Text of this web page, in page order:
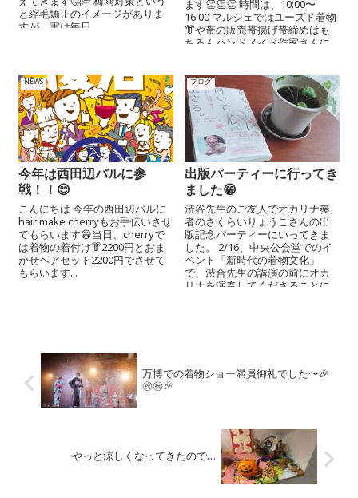
と縮毛矯正のイメージがありま
すが、実は毎日...
ます👏👏👏 時間は、10:00〜
16:00 マルシェではユーズド着物
👘や帯の販売帯揚げ帯締めはも
ちろんハンドメイド作家さんに
NEWS
今年は西田辺バルに参
戦！！😊
こんにちは 今年の西田辺バルに
hair make cherryもお手伝いさせ
てもらいます😁当日、cherryで
は着物の着付け👘2200円とおま
かせヘアセット2200円でさせて
もらいます...
ブログ
出版パーティーに行ってき
ました😁
渋谷先生のご友人でオカリナ奏
者のさくらいりょうこさんの出
版記念パーティーにいってきま
した。 2/16、中央公会堂でのイ
ベント「新時代の着物文化」
で、渋合先生の講演の前にオカ
リナを演奏してくださることに
万博での着物ショー満員御礼でした〜🎉
㊗️㊗️🎉
やっと涼しくなってきたので…